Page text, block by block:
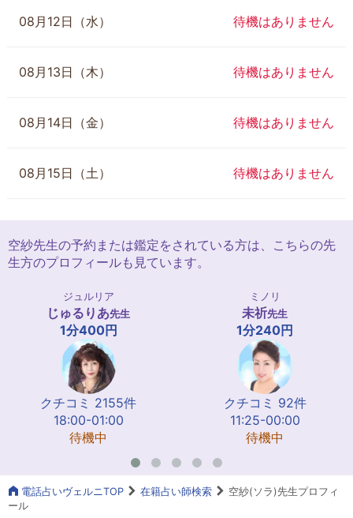
08月12日（水） 待機はありません
08月13日（木） 待機はありません
08月14日（金） 待機はありません
08月15日（土） 待機はありません
空紗先生の予約または鑑定をされている方は、こちらの先
生方のプロフィールも見ています。
ジュルリア
じゅるりあ先生
1分400円
クチコミ 2155件
18:00-01:00
待機中
ミノリ
未祈先生
1分240円
クチコミ 92件
11:25-00:00
待機中
電話占いヴェルニTOP 在籍占い師検索
空紗(ソラ)先生プロフィ
ール